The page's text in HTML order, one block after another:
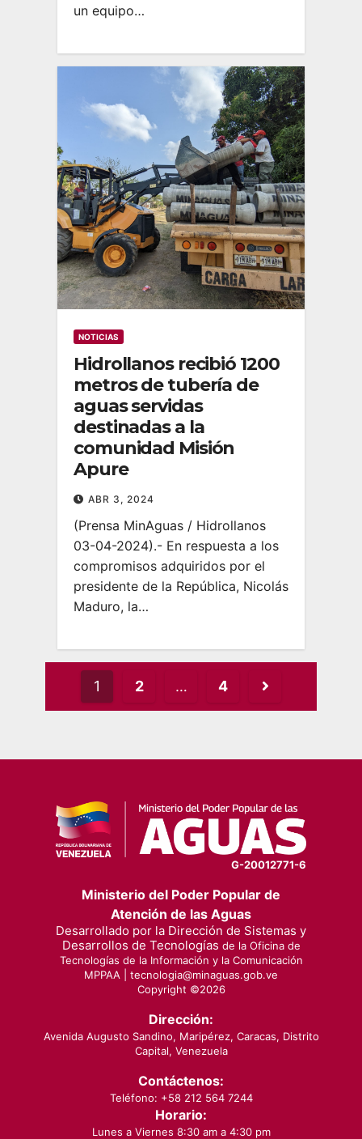
un equipo…
NOTICIAS
Hidrollanos recibió 1200
metros de tubería de
aguas servidas
destinadas a la
comunidad Misión
Apure
ABR 3, 2024
(Prensa MinAguas / Hidrollanos
03-04-2024).- En respuesta a los
compromisos adquiridos por el
presidente de la República, Nicolás
Maduro, la…
Posts
pagination
1 2 … 4
G-20012771-6
Ministerio del Poder Popular de
Atención de las Aguas
Desarrollado por la Dirección de Sistemas y
Desarrollos de Tecnologías de la Oficina de
Tecnologías de la Información y la Comunicación
MPPAA | tecnologia@minaguas.gob.ve
Copyright ©2026
Dirección:
Avenida Augusto Sandino, Maripérez, Caracas, Distrito
Capital, Venezuela
Contáctenos:
Teléfono: +58 212 564 7244
Horario:
Lunes a Viernes 8:30 am a 4:30 pm